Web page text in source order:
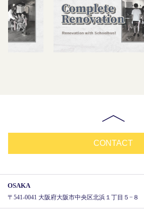
CONTACT
OSAKA
〒541-0041 大阪府大阪市中央区北浜１丁目５−８